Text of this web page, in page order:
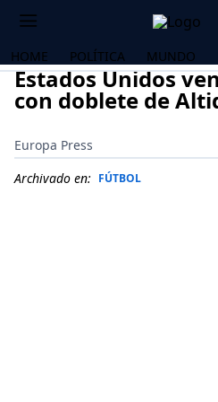
HOME POLÍTICA MUNDO
Estados Unidos
con doblete de
Europa Press
Archivado en: FÚTBOL